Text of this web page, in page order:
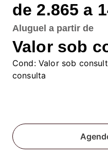
de 2.865 a
Aluguel a partir de
Valor sob
Cond:Valor sob
consulta